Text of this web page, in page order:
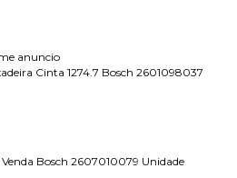
anuncio
Cinta 1274.7 Bosch 2601098037
Bosch 2607010079 Unidade